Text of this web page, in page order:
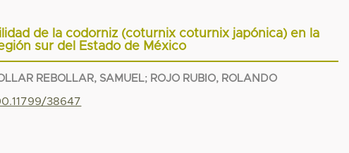
de la codorniz (coturnix coturnix japónica) en la
sur del Estado de México
REBOLLAR, SAMUEL; ROJO RUBIO, ROLANDO
38647